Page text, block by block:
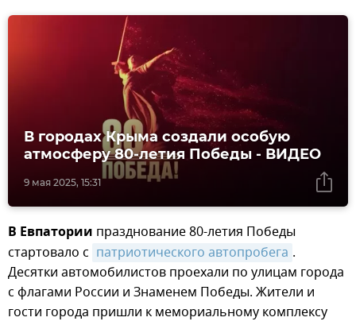
9 мая 2025, 15:31
В городах Крыма создали особую
атмосферу 80-летия Победы - ВИДЕО
В Евпатории празднование 80-летия Победы
стартовало с патриотического автопробега .
Десятки автомобилистов проехали по улицам города
с флагами России и Знаменем Победы. Жители и
гости города пришли к мемориальному комплексу